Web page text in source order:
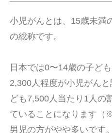
小児がんとは、15歳未満
の総称です。
日本では0〜14歳の子ど
2,300人程度が小児がん
ども7,500人当たり1人の
ていることになります（
男児の方がやや多いです。